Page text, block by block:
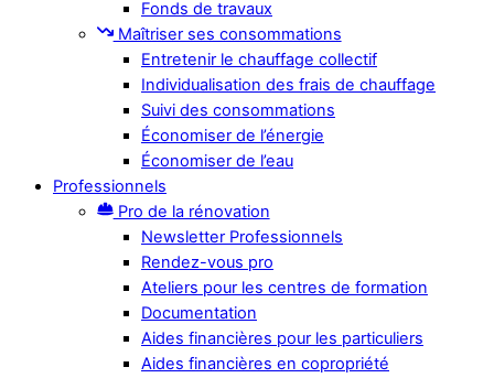
Fonds de travaux
Maîtriser ses consommations
Entretenir le chauffage collectif
Individualisation des frais de chauffage
Suivi des consommations
Économiser de l’énergie
Économiser de l’eau
Professionnels
Pro de la rénovation
Newsletter Professionnels
Rendez-vous pro
Ateliers pour les centres de formation
Documentation
Aides financières pour les particuliers
Aides financières en copropriété